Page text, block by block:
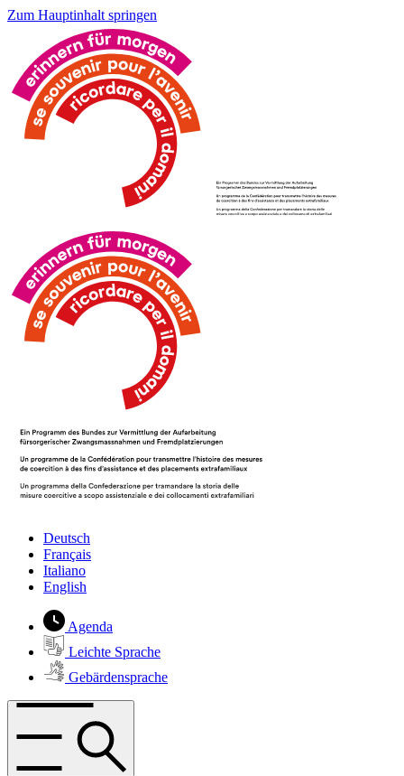
Zum Hauptinhalt springen
Deutsch
Français
Italiano
English
Agenda
Leichte Sprache
Gebärdensprache